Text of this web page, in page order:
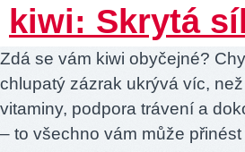
kiwi: Skrytá
Zdá se vám kiwi obyčejné?
chlupatý zázrak ukrývá víc,
vitaminy, podpora trávení a
– to všechno vám může